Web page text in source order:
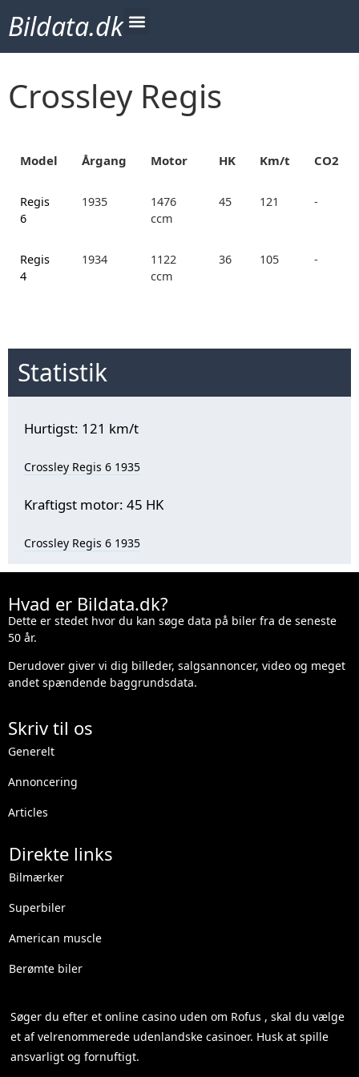
Bildata.dk
Crossley Regis
Model Årgang Motor HK Km/t CO2
Regis
6
1935
1476
ccm
45 121 -
Regis
4
1934
1122
ccm
36 105 -
Statistik
Hurtigst: 121 km/t
Crossley Regis 6 1935
Kraftigst motor: 45 HK
Crossley Regis 6 1935
Hvad er Bildata.dk?
Dette er stedet hvor du kan søge data på biler fra de seneste
50 år.
Derudover giver vi dig billeder, salgsannoncer, video og meget
andet spændende baggrundsdata.
Skriv til os
Generelt
Annoncering
Articles
Direkte links
Bilmærker
Superbiler
American muscle
Berømte biler
Søger du efter etonline casino uden om Rofus , skal du vælge
et af velrenommerede udenlandske casinoer. Husk at spille
ansvarligt og fornuftigt.